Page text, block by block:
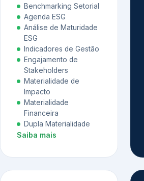
Benchmarking Setorial
Agenda ESG
Análise de Maturidade
ESG
Indicadores de Gestão
Engajamento de
Stakeholders
Materialidade de
Impacto
Materialidade
Financeira
Dupla Materialidade
Saiba mais